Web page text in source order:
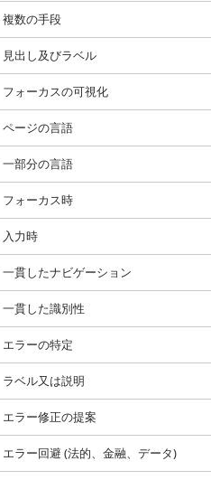
複数の手段
見出し及びラベル
フォーカスの可視化
ページの言語
一部分の言語
フォーカス時
入力時
一貫したナビゲーション
一貫した識別性
エラーの特定
ラベル又は説明
エラー修正の提案
エラー回避 (法的、金融、データ)